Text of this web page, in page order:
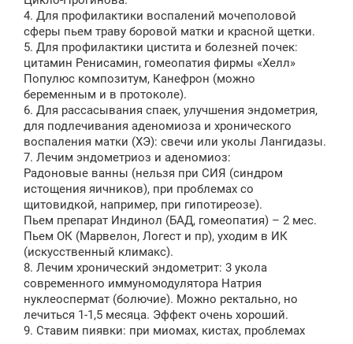
4. Для профилактики воспалений мочеполовой
сферы пьем траву боровой матки и красной щетки.
5. Для профилактики цистита и болезней почек:
цитамин Ренисамин, гомеопатия фирмы «Хелл»
Популюс композитум, Канефрон (можно
беременным и в протоколе).
6. Для рассасывания спаек, улучшения эндометрия,
для подлечивания аденомиоза и хронического
воспаления матки (ХЭ): свечи или уколы Лангидазы.
7. Лечим эндометриоз и аденомиоз:
Радоновые ванны (нельзя при СИЯ (синдром
истощения яичников), при проблемах со
щитовидкой, например, при гипотиреозе).
Пьем препарат Индинол (БАД, гомеопатия) – 2 мес.
Пьем ОК (Марвелон, Логест и пр), уходим в ИК
(искусственный климакс).
8. Лечим хронический эндометрит: 3 укола
современного иммуномодулятора Натрия
нуклеоспермат (болючие). Можно ректально, но
лечиться 1-1,5 месяца. Эффект очень хороший.
9. Ставим пиявки: при миомах, кистах, проблемах